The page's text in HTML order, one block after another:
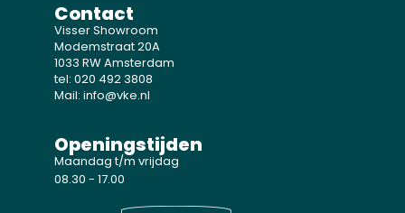
Contact
Visser Showroom
Modemstraat 20A
1033 RW Amsterdam
tel: 020 492 3808
Mail: info@vke.nl
Openingstijden
Maandag t/m vrijdag
08.30 - 17.00